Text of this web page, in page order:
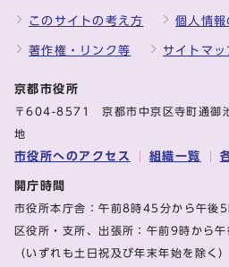
このサイトの考え方 個人情報
著作権・リンク等 サイトマッ
京都市役所
〒604-8571 京都市中京区寺町通御
地
市役所へのアクセス 組織一覧
開庁時間
市役所本庁舎：午前8時45分から午
区役所・支所、出張所：午前9時から
（いずれも土日祝及び年末年始を除く